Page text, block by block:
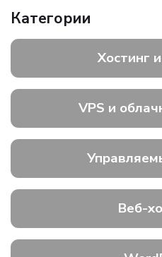
Категории
Хостинг
VPS и
Веб-